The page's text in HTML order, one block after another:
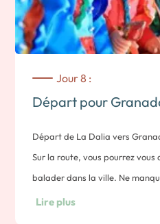
grenouilles
– Randonnée dans la réserve
voiture)
Nuit dans un Ecolodge
Jour 8 :
Départ pour
Départ de La Dalia vers
Sur la route, vous pourrez
balader dans la ville. Ne
coloré qui regorge d’objets
Lire plus